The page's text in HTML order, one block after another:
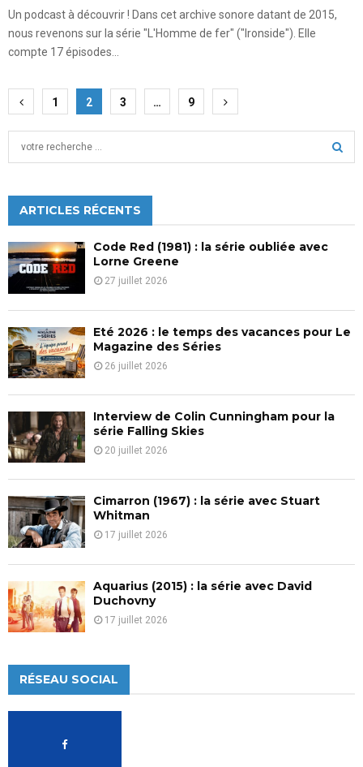
Un podcast à découvrir ! Dans cet archive sonore datant de 2015,
nous revenons sur la série "L'Homme de fer" ("Ironside"). Elle
compte 17 épisodes...
Pagination
des
publications
1 2 3 … 9
h
f
o
r
:
C
ARTICLES RÉCENTS
Code Red (1981) : la série oubliée avec
Lorne Greene
27 juillet 2026
Eté 2026 : le temps des vacances pour Le
Magazine des Séries
26 juillet 2026
Interview de Colin Cunningham pour la
série Falling Skies
20 juillet 2026
Cimarron (1967) : la série avec Stuart
Whitman
17 juillet 2026
Aquarius (2015) : la série avec David
Duchovny
17 juillet 2026
RÉSEAU SOCIAL